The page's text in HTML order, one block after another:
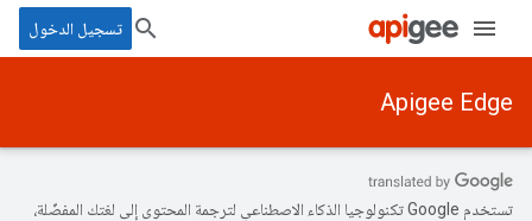
تسجيل الدخول
Apigee Edge
تستخدم Google تكنولوجيا الذكاء الاصطناعي لترجمة المحتوى إلى لغتك المفضّلة،